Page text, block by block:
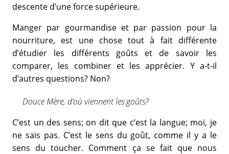
descente d’une force supérieure.
Manger par gourmandise et par passion pour la
nourriture, est une chose tout à fait différente
d’étudier les différents goûts et de savoir les
comparer, les combiner et les apprécier. Y a-t-il
d’autres questions? Non?
Douce Mère, d’où viennent les goûts?
C’est un des sens; on dit que c’est la langue; moi, je
ne sais pas. C’est le sens du goût, comme il y a le
sens du toucher. Comment ça se fait que nous